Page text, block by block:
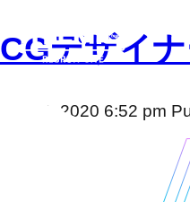
MESSAGE
メッセージ
CGデザイナ
1月 23, 2020 6:52 pm
This post was written by